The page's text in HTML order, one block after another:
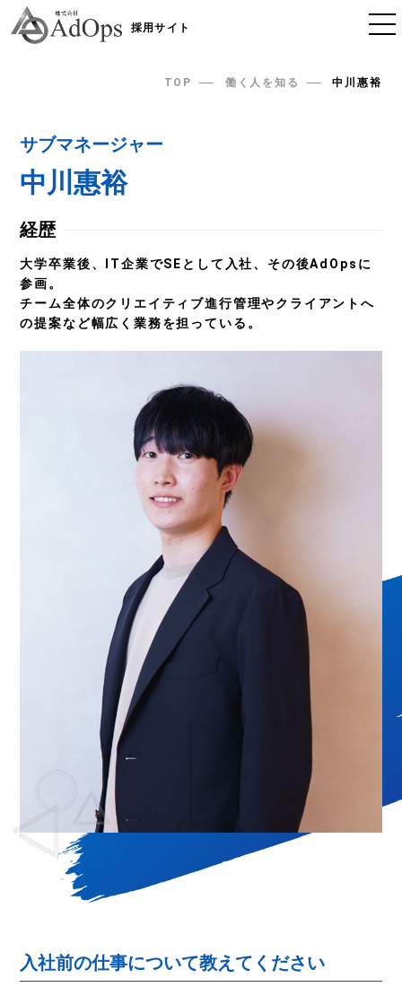
採用サイト
TOP 働く人を知る 中川惠裕
サブマネージャー
中川惠裕
経歴
大学卒業後、IT企業でSEとして入社、その後AdOpsに
参画。
チーム全体のクリエイティブ進行管理やクライアントへ
の提案など幅広く業務を担っている。
入社前の仕事について教えてください